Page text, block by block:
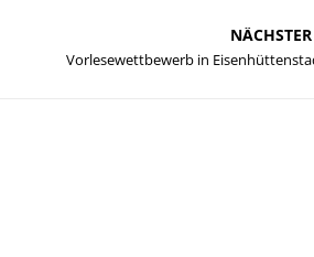
NÄCHSTER
Vorlesewettbewerb in